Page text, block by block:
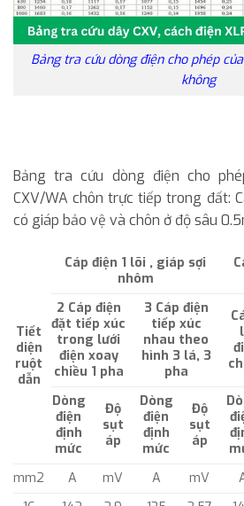
Bảng tra cứu dòng điện cho phép
không
Bảng tra cứu dòng điện cho
CXV/WA chôn trực tiếp trong đất:
có giáp bảo vệ và chôn ở độ sâu
Tiết
diện
ruột
dẫn
Cáp điện 1 lõi , giáp sợi
nhôm
2 Cáp điện
đặt tiếp xúc
trong lưới
điện xoay
chiều 1 pha
3 Cáp điện
tiếp xúc
nhau theo
hình 3 lá, 3
pha
Dòng
điện
định
mức
Độ
sụt
áp
Dòng
điện
định
mức
Độ
sụt
áp
mm2 A mV A mV